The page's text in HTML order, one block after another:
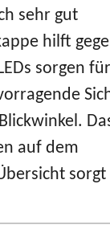
sehr gut
hilft
sorgen für
auf dem